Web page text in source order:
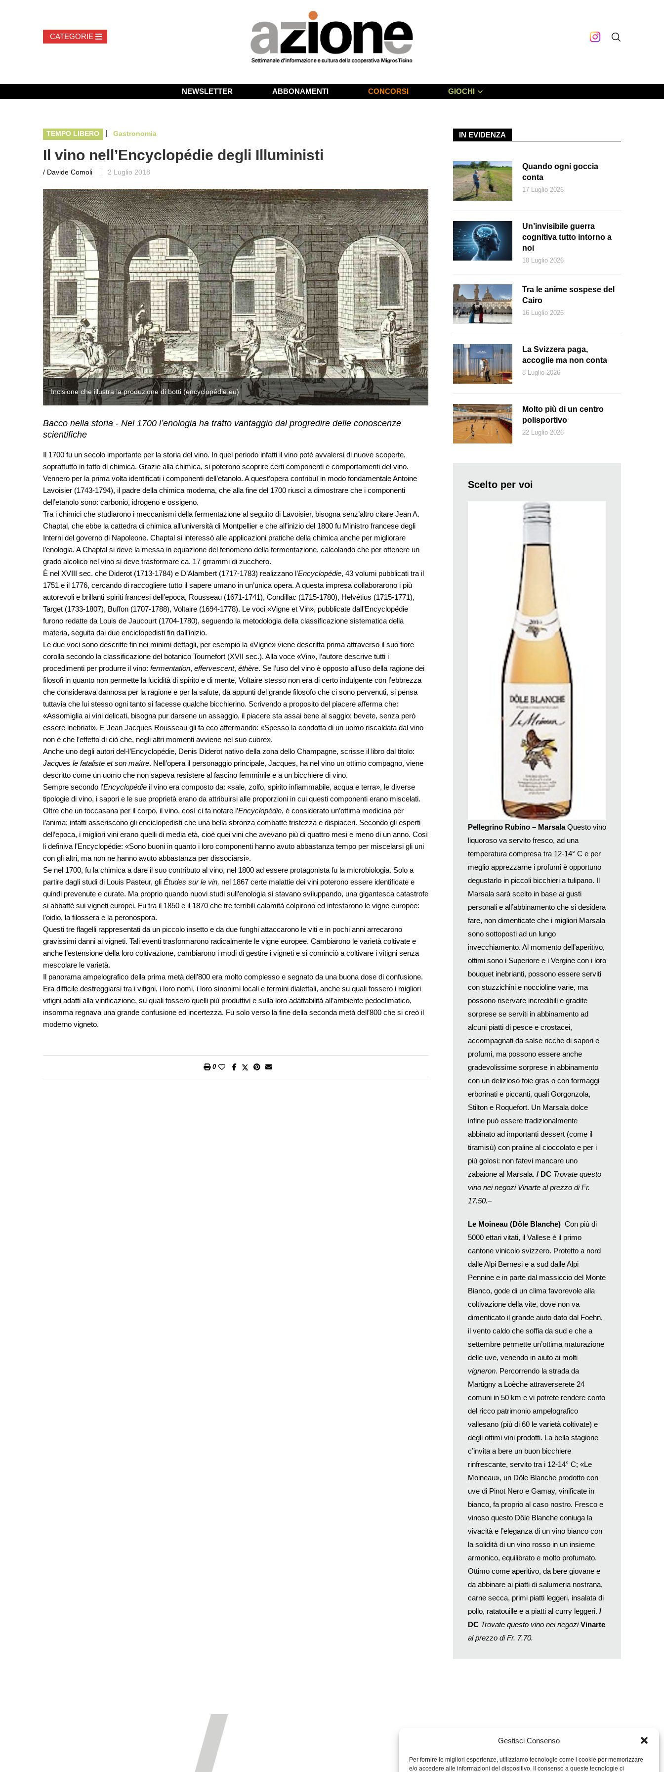
Gestisci Consenso
Per fornire le migliori esperienze, utilizziamo tecnologie come i cookie per memorizzare
e/o accedere alle informazioni del dispositivo. Il consenso a queste tecnologie ci
NEWSLETTER ABBONAMENTI CONCORSI GIOCHI
TEMPO LIBERO | Gastronomia
Il vino nell’Encyclopédie degli Illuministi
/ Davide Comoli 2 Luglio 2018
Incisione che illustra la produzione di botti (encyclopédie.eu) Incisione che illustra la produzione di botti (encyclopédie.eu)
Bacco nella storia - Nel 1700 l’enologia ha tratto vantaggio dal progredire delle conoscenze
scientifiche
Il 1700 fu un secolo importante per la storia del vino. In quel periodo infatti il vino poté avvalersi di nuove scoperte,
soprattutto in fatto di chimica. Grazie alla chimica, si poterono scoprire certi componenti e comportamenti del vino.
Vennero per la prima volta identificati i componenti dell’etanolo. A quest’opera contribuì in modo fondamentale Antoine
Lavoisier (1743-1794), il padre della chimica moderna, che alla fine del 1700 riuscì a dimostrare che i componenti
dell’etanolo sono: carbonio, idrogeno e ossigeno.
Tra i chimici che studiarono i meccanismi della fermentazione al seguito di Lavoisier, bisogna senz’altro citare Jean A.
Chaptal, che ebbe la cattedra di chimica all’università di Montpellier e che all’inizio del 1800 fu Ministro francese degli
Interni del governo di Napoleone. Chaptal si interessò alle applicazioni pratiche della chimica anche per migliorare
l’enologia. A Chaptal si deve la messa in equazione del fenomeno della fermentazione, calcolando che per ottenere un
grado alcolico nel vino si deve trasformare ca. 17 grrammi di zucchero.
È nel XVIII sec. che Diderot (1713-1784) e D’Alambert (1717-1783) realizzano l’Encyclopédie, 43 volumi pubblicati tra il
1751 e il 1776, cercando di raccogliere tutto il sapere umano in un’unica opera. A questa impresa collaborarono i più
autorevoli e brillanti spiriti francesi dell’epoca, Rousseau (1671-1741), Condillac (1715-1780), Helvétius (1715-1771),
Target (1733-1807), Buffon (1707-1788), Voltaire (1694-1778). Le voci «Vigne et Vin», pubblicate dall’Encyclopédie
furono redatte da Louis de Jaucourt (1704-1780), seguendo la metodologia della classificazione sistematica della
materia, seguita dai due enciclopedisti fin dall’inizio.
Le due voci sono descritte fin nei minimi dettagli, per esempio la «Vigne» viene descritta prima attraverso il suo fiore
corolla secondo la classificazione del botanico Tournefort (XVII sec.). Alla voce «Vin», l’autore descrive tutti i
procedimenti per produrre il vino: fermentation, effervescent, éthère. Se l’uso del vino è opposto all’uso della ragione dei
filosofi in quanto non permette la lucidità di spirito e di mente, Voltaire stesso non era di certo indulgente con l’ebbrezza
che considerava dannosa per la ragione e per la salute, da appunti del grande filosofo che ci sono pervenuti, si pensa
tuttavia che lui stesso ogni tanto si facesse qualche bicchierino. Scrivendo a proposito del piacere afferma che:
«Assomiglia ai vini delicati, bisogna pur darsene un assaggio, il piacere sta assai bene al saggio; bevete, senza però
essere inebriati». E Jean Jacques Rousseau gli fa eco affermando: «Spesso la condotta di un uomo riscaldata dal vino
non è che l’effetto di ciò che, negli altri momenti avviene nel suo cuore».
Anche uno degli autori del-l’Encyclopédie, Denis Diderot nativo della zona dello Champagne, scrisse il libro dal titolo:
Jacques le fataliste et son maître. Nell’opera il personaggio principale, Jacques, ha nel vino un ottimo compagno, viene
descritto come un uomo che non sapeva resistere al fascino femminile e a un bicchiere di vino.
Sempre secondo l’Encyclopédie il vino era composto da: «sale, zolfo, spirito infiammabile, acqua e terra», le diverse
tipologie di vino, i sapori e le sue proprietà erano da attribuirsi alle proporzioni in cui questi componenti erano miscelati.
Oltre che un toccasana per il corpo, il vino, così ci fa notare l’Encyclopédie, è considerato un’ottima medicina per
l’anima; infatti asseriscono gli enciclopedisti che una bella sbronza combatte tristezza e dispiaceri. Secondo gli esperti
dell’epoca, i migliori vini erano quelli di media età, cioè quei vini che avevano più di quattro mesi e meno di un anno. Così
li definiva l’Encyclopédie: «Sono buoni in quanto i loro componenti hanno avuto abbastanza tempo per miscelarsi gli uni
con gli altri, ma non ne hanno avuto abbastanza per dissociarsi».
Se nel 1700, fu la chimica a dare il suo contributo al vino, nel 1800 ad essere protagonista fu la microbiologia. Solo a
partire dagli studi di Louis Pasteur, gli Études sur le vin, nel 1867 certe malattie dei vini poterono essere identificate e
quindi prevenute e curate. Ma proprio quando nuovi studi sull’enologia si stavano sviluppando, una gigantesca catastrofe
si abbatté sui vigneti europei. Fu tra il 1850 e il 1870 che tre terribili calamità colpirono ed infestarono le vigne europee:
l’oidio, la filossera e la peronospora.
Questi tre flagelli rappresentati da un piccolo insetto e da due funghi attaccarono le viti e in pochi anni arrecarono
gravissimi danni ai vigneti. Tali eventi trasformarono radicalmente le vigne europee. Cambiarono le varietà coltivate e
anche l’estensione della loro coltivazione, cambiarono i modi di gestire i vigneti e si cominciò a coltivare i vitigni senza
mescolare le varietà.
Il panorama ampelografico della prima metà dell’800 era molto complesso e segnato da una buona dose di confusione.
Era difficile destreggiarsi tra i vitigni, i loro nomi, i loro sinonimi locali e termini dialettali, anche su quali fossero i migliori
vitigni adatti alla vinificazione, su quali fossero quelli più produttivi e sulla loro adattabilità all’ambiente pedoclimatico,
insomma regnava una grande confusione ed incertezza. Fu solo verso la fine della seconda metà dell’800 che si creò il
moderno vigneto.
0
IN EVIDENZA
Quando ogni goccia
conta
17 Luglio 2026
Un’invisibile guerra
cognitiva tutto intorno a
noi
10 Luglio 2026
Tra le anime sospese del
Cairo
16 Luglio 2026
La Svizzera paga,
accoglie ma non conta
8 Luglio 2026
Molto più di un centro
polisportivo
22 Luglio 2026
Scelto per voi
Pellegrino Rubino – MarsalaQuesto vino
liquoroso va servito fresco, ad una
temperatura compresa tra 12-14° C e per
meglio apprezzarne i profumi è opportuno
degustarlo in piccoli bicchieri a tulipano. Il
Marsala sarà scelto in base ai gusti
personali e all’abbinamento che si desidera
fare, non dimenticate che i migliori Marsala
sono sottoposti ad un lungo
invecchiamento. Al momento dell’aperitivo,
ottimi sono i Superiore e i Vergine con i loro
bouquet inebrianti, possono essere serviti
con stuzzichini e noccioline varie, ma
possono riservare incredibili e gradite
sorprese se serviti in abbinamento ad
alcuni piatti di pesce e crostacei,
accompagnati da salse ricche di sapori e
profumi, ma possono essere anche
gradevolissime sorprese in abbinamento
con un delizioso foie gras o con formaggi
erborinati e piccanti, quali Gorgonzola,
Stilton e Roquefort. Un Marsala dolce
infine può essere tradizionalmente
abbinato ad importanti dessert (come il
tiramisù) con praline al cioccolato e per i
più golosi: non fatevi mancare uno
zabaione al Marsala. / DC Trovate questo
vino nei negozi Vinarte al prezzo di Fr.
17.50.–
Le Moineau (Dôle Blanche) Con più di
5000 ettari vitati, il Vallese è il primo
cantone vinicolo svizzero. Protetto a nord
dalle Alpi Bernesi e a sud dalle Alpi
Pennine e in parte dal massiccio del Monte
Bianco, gode di un clima favorevole alla
coltivazione della vite, dove non va
dimenticato il grande aiuto dato dal Foehn,
il vento caldo che soffia da sud e che a
settembre permette un’ottima maturazione
delle uve, venendo in aiuto ai molti
vigneron. Percorrendo la strada da
Martigny a Loèche attraverserete 24
comuni in 50 km e vi potrete rendere conto
del ricco patrimonio ampelografico
vallesano (più di 60 le varietà coltivate) e
degli ottimi vini prodotti. La bella stagione
c’invita a bere un buon bicchiere
rinfrescante, servito tra i 12-14° C; «Le
Moineau», un Dôle Blanche prodotto con
uve di Pinot Nero e Gamay, vinificate in
bianco, fa proprio al caso nostro. Fresco e
vinoso questo Dôle Blanche coniuga la
vivacità e l’eleganza di un vino bianco con
la solidità di un vino rosso in un insieme
armonico, equilibrato e molto profumato.
Ottimo come aperitivo, da bere giovane e
da abbinare ai piatti di salumeria nostrana,
carne secca, primi piatti leggeri, insalata di
pollo, ratatouille e a piatti al curry leggeri. /
DC Trovate questo vino nei negoziVinarte
al prezzo di Fr. 7.70.